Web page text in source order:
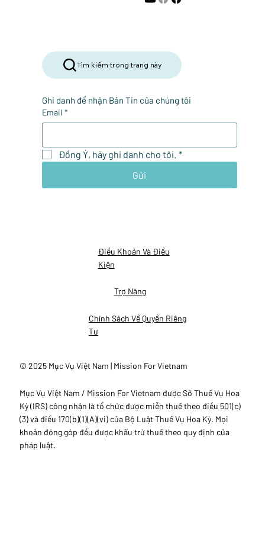
Điều Khoản Và Điều
Kiện
Trợ Năng
Chính Sách Về Quyền Riêng
Tư
© 2025 Mục Vụ Việt Nam | Mission For Vietnam
Mục Vụ Việt Nam / Mission For Vietnam được Sở Thuế Vụ Hoa
Kỳ (IRS) công nhận là tổ chức được miễn thuế theo điều 501(c)
(3) và điều 170(b)(1)(A)(vi) của Bộ Luật Thuế Vụ Hoa Kỳ. Mọi
khoản đóng góp đều được khấu trừ thuế theo quy định của
pháp luật.
Tìm kiếm trong trang này
Ghi danh để nhận Bản Tin của chúng tôi
Email *
Đồng Ý, hãy ghi danh cho tôi. *
Gửi